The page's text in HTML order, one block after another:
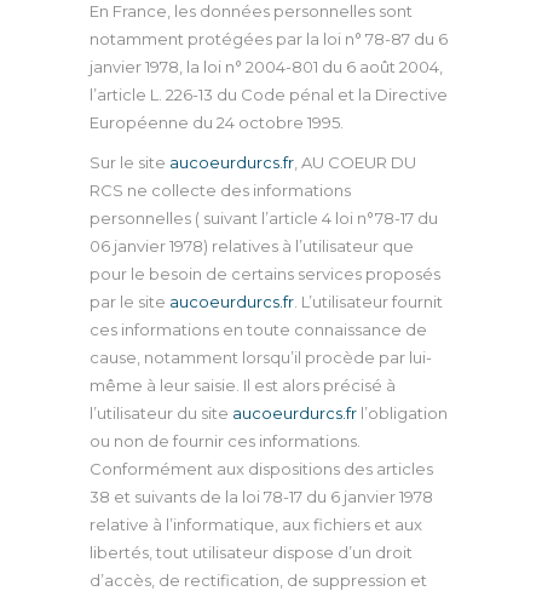
En France, les données personnelles sont
notamment protégées par la loi n° 78-87 du 6
janvier 1978, la loi n° 2004-801 du 6 août 2004,
l’article L. 226-13 du Code pénal et la Directive
Européenne du 24 octobre 1995.
Sur le site aucoeurdurcs.fr , AU COEUR DU
RCS ne collecte des informations
personnelles ( suivant l’article 4 loi n°78-17 du
06 janvier 1978) relatives à l’utilisateur que
pour le besoin de certains services proposés
par le site aucoeurdurcs.fr . L’utilisateur fournit
ces informations en toute connaissance de
cause, notamment lorsqu’il procède par lui-
même à leur saisie. Il est alors précisé à
l’utilisateur du site aucoeurdurcs.fr l’obligation
ou non de fournir ces informations.
Conformément aux dispositions des articles
38 et suivants de la loi 78-17 du 6 janvier 1978
relative à l’informatique, aux fichiers et aux
libertés, tout utilisateur dispose d’un droit
d’accès, de rectification, de suppression et